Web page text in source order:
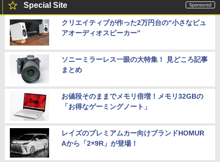
Special Site
クリエイティブが作った2万円台の“小さなピュ
アオーディオスピーカー”
ソニーミラーレス一眼の大特集！ 見どころ記事
まとめ
お値段そのままでメモリ倍増！メモリ32GBの
「お得なゲーミングノート」
レイズのプレミアムカー向けブランドHOMUR
Aから「2×9R」が登場！